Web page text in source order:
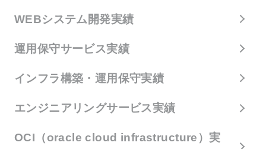
WEBシステム開発実績
運用保守サービス実績
インフラ構築・運用保守実績
エンジニアリングサービス実績
OCI（oracle cloud infrastructure）実